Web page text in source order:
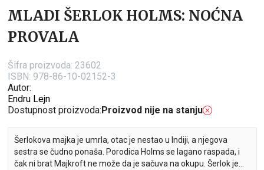
MLADI ŠERLOK HOLMS: NOĆNA
PROVALA
Šifra proizvoda: 23602
ISBN: 978-86-10-02152-3
Autor:
Endru Lejn
Dostupnost proizvoda: Proizvod nije na stanju
Šerlokova majka je umrla, otac je nestao u Indiji, a njegova
sestra se čudno ponaša. Porodica Holms se lagano raspada, i
čak ni brat Majkroft ne može da je sačuva na okupu. Šerlok je